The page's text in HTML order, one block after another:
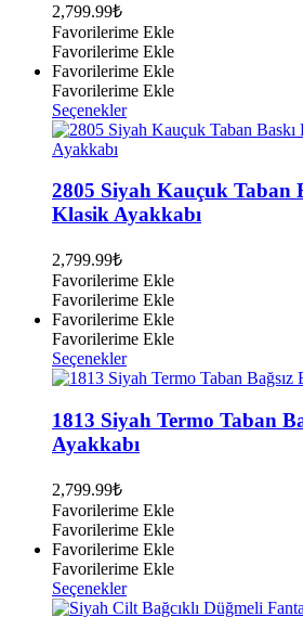
seçilebilir
2,799.99₺
Favorilerime Ekle
Favorilerime Ekle
Favorilerime Ekle
Favorilerime Ekle
SeçeneklerBu
ürünün
varyasyonu
var.
Seçenekler
seçilebilir
2805 Siyah Kauçuk Taban
Klasik Ayakkabı
2,799.99₺
Favorilerime Ekle
Favorilerime Ekle
Favorilerime Ekle
Favorilerime Ekle
SeçeneklerBu
ürünün
fazla
varyasyonu
var.
sayfasından
seçilebilir
1813 Siyah Termo Taban
Ayakkabı
2,799.99₺
Favorilerime Ekle
Favorilerime Ekle
Favorilerime Ekle
Favorilerime Ekle
SeçeneklerBu
ürünün